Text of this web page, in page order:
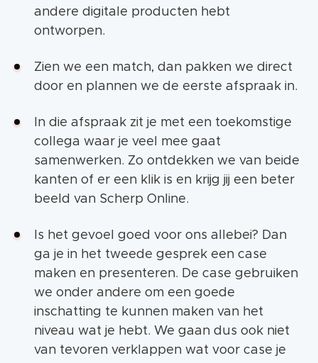
andere digitale producten hebt
ontworpen.
Zien we een match, dan pakken we direct
door en plannen we de eerste afspraak in.
In die afspraak zit je met een toekomstige
collega waar je veel mee gaat
samenwerken. Zo ontdekken we van beide
kanten of er een klik is en krijg jij een beter
beeld van Scherp Online.
Is het gevoel goed voor ons allebei? Dan
ga je in het tweede gesprek een case
maken en presenteren. De case gebruiken
we onder andere om een goede
inschatting te kunnen maken van het
niveau wat je hebt. We gaan dus ook niet
van tevoren verklappen wat voor case je